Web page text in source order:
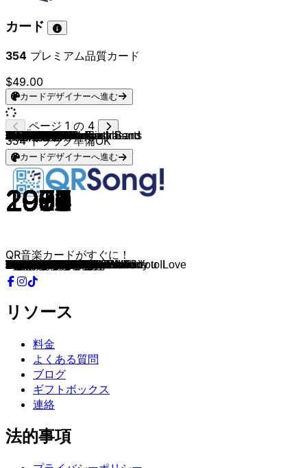
カード
354 プレミアム品質カード
$49.00
カードデザイナーへ進む
Blur
1997
Song 2
Janis Joplin
1971
Mercedes Benz
Jerry Lee Lewis
1961
Great Balls Of Fire
The Kinks
1964
You Really Got Me
Nirvana
1991
Smells Like Teen Spirit
Die Toten Hosen
1996
Bonnie & Clyde
Metallica
1998
Whiskey In The Jar
AC/DC
1980
Back In Black
AC/DC
1979
Highway To Hell
Pink Floyd
1979
Another Brick In The Wall
Rammstein
1997
Engel
Black Sabbath
1970
Paranoid
Disturbed
2015
The Sound of Silence
Deep Purple
1972
Smoke On The Water
Nirvana
1992
Come As You Are
Metallica
1991
Enter Sandman
Eagles
1977
Hotel California
Guns N' Roses
1987
Paradise City
The White Stripes
2003
Seven Nation Army
Steppenwolf
1968
Born To Be Wild
Alice Cooper
1989
Poison
Whitesnake
1982
Here I Go Again
Johnny Cash
1963
Ring Of Fire
Led Zeppelin
1969
Whole Lotta Love
The Offspring
1994
Self Esteem
ZZ Top
1983
Sharp Dressed Man
Radiohead
1992
Creep
Scorpions
1984
Rock You Like a Hurricane
Sweet
1974
Ballroom Blitz
AC/DC
1990
Thunderstruck
Johnny Cash
1956
I Walk The Line
Journey
1981
Don't Stop Believin'
Van Halen
1986
Why Can't This Be Love
Lordi
2006
Hard Rock Hallelujah
Billy Idol
1983
Rebel Yell
The Blues Brothers
1980
Everybody Needs Somebody to Love
Van Halen
1984
Jump
The Rolling Stones
1966
Paint It, Black
Phil Collins
1981
In The Air Tonight
Soundgarden
1994
Black Hole Sun
Linkin Park
2000
In the End
KISS
1992
God Gave Rock 'N' Roll To You II
Foreigner
1981
Urgent
Linkin Park
2007
What I've Done
Survivor
1982
Eye Of The Tiger
Linkin Park
2012
BURN IT DOWN
Thin Lizzy
1972
Whiskey In The Jar
Papa Roach
2000
Last Resort
Beastie Boys
1986
Fight For Your Right
Green Day
2004
American Idiot
Gary Moore
1985
Out In The Fields
Die Ärzte
1993
Schrei nach Liebe
Ram Jam
1977
Black Betty
Bad Religion
1996
Punk Rock Song
Aerosmith
1993
Livin' On The Edge
The Cranberries
1994
Zombie
ZZ Top
1983
Gimme All Your Lovin'
Green Day
2004
Boulevard of Broken Dreams
Status Quo
1979
Whatever You Want
Survivor
1985
Burning Heart
Iggy Pop
1977
The Passenger
Dire Straits
1985
Walk Of Life
Disturbed
2000
Down with the Sickness
KISS
1979
I Was Made For Lovin' You
Eric Clapton
1992
Layla
Mike Oldfield
1983
Shadow On The Wall
Ozzy Osbourne
2001
Dreamer
Rammstein
1997
Du Hast
Status Quo
1977
Rockin' All Over The World
The Clash
1979
London Calling
Manfred Mann's Earth Band
1978
Mighty Quinn
The Rolling Stones
1965
Satisfaction
Manfred Mann's Earth Band
1976
Blinded by the Light
Electric Light Orchestra
1979
Don't Bring Me Down
The Clash
1982
Should I Stay or Should I Go
Slade
1974
Far Far Away
Joan Jett & The Blackhearts
1982
I Love Rock 'N Roll
Nickelback
2011
When We Stand Together
Bloodhound Gang
1999
Along Comes Mary
Die Toten Hosen
1988
Hier kommt Alex
Green Day
1994
Basket Case
The Doors
1967
Light My Fire
The Hooters
1987
Johnny B.
Alannah Myles
1989
Black Velvet
The Doors
1971
Riders On The Storm
Europe
1986
The Final Countdown
Pink Floyd
1973
Money
Status Quo
1981
In The Army Now
Guano Apes
1997
Open Your Eyes
Foo Fighters
1999
Learn To Fly
Billy Talent
2006
Fallen Leaves
Midnight Oil
1987
Beds Are Burning
Heroes Del Silencio
1990
Entre dos tierras
Bloodhound Gang
2005
Foxtrot Uniform Charlie Kilo
Dire Straits
1978
Sultans Of Swing
blink-182
1999
All The Small Things
Billy Talent
2006
Red Flag
Bryan Adams
1985
Summer Of '69
TOTO
1978
Hold The Line
Neil Young
1972
Heart of Gold
ページ 1 の 4
354トラック準備OK
カードデザイナーへ進む
QR音楽カードがすぐに！
リソース
料金
よくある質問
ブログ
ギフトボックス
連絡
法的事項